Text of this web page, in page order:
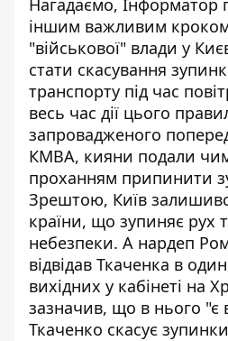
Нагадаємо, Інформатор
іншим важливим
"військової" влади у
стати скасування
транспорту під час
весь час дії цього
запровадженого
КМВА, кияни подали
проханням припинити
Зрештою, Київ
країни, що зупиняє рух
небезпеки. А нардеп
відвідав Ткаченка в
вихідних у кабінеті на
зазначив, що в нього "є
Ткаченко скасує